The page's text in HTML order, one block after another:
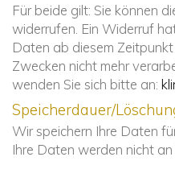
Für beide gilt: Sie können
widerrufen. Ein Widerruf
Daten ab diesem
Zwecken nicht mehr
wenden Sie sich bitte an:
Speicherdauer/
Wir speichern Ihre Daten
Ihre Daten werden nicht